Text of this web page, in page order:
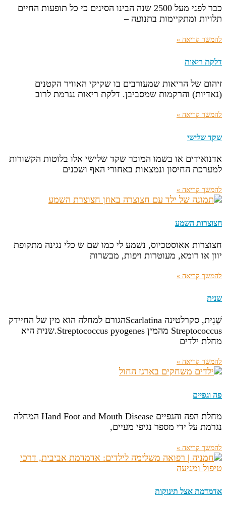
כבר לפני מעל 2500 שנה הבינו הסינים כי כל תופעות החיים
תלויות ומתקיימות בתנועה –
להמשך קריאה »
דלקת ריאות
זיהום של הריאות שמעורבים בו שקיקי האוויר הקטנים
(נאדיות) והרקמות שמסביבן. דלקת ריאות נגרמת לרוב
להמשך קריאה »
שקד שלישי
אדנואידים או בשמו המוכר שקד שלישי אלו בלוטות הקשורות
למערכת החיסון ונמצאות באחורי האף ושכנים
להמשך קריאה »
חצוצרות השמע
חצוצרות אאוסטכיוס, נשמע לי כמו שם ש כלי נגינה מתקופת
יוון או רומא, מעוטרות ויפות, מבשרות
להמשך קריאה »
שנית
שָׁנִית, סקרלטינה Scarlatinaהגורם למחלה הוא מין של החיידק
Streptococcus מהמין Streptococcus pyogenes.שנית היא
מחלת ילדים
להמשך קריאה »
פה וגפיים
מחלת הפה והגפיים Hand Foot and Mouth Disease המחלה
נגרמת על ידי מספר נגיפי מעיים,
להמשך קריאה »
אדמדמת אצל תינוקות